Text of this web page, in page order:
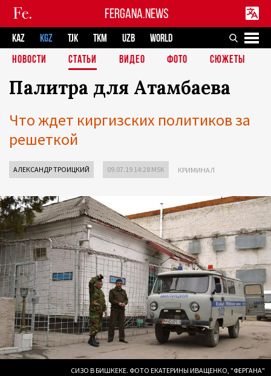
FERGANA.NEWS
KAZ KGZ TJK TKM UZB
WORLD
НОВОСТИ
СТАТЬИ ВИДЕО ФОТО СЮЖЕТЫ
Палитра для Атамбаева
Что ждет киргизских политиков за
решеткой
АЛЕКСАНДР ТРОИЦКИЙ 09.07.19 14:28 MSK КРИМИНАЛ
СИЗО В БИШКЕКЕ. ФОТО ЕКАТЕРИНЫ ИВАЩЕНКО, "ФЕРГАНА"